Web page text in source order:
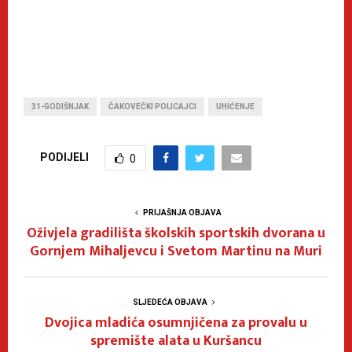
31-GODIŠNJAK ČAKOVEČKI POLICAJCI UHIĆENJE
PODIJELI 0
PRIJAŠNJA OBJAVA
Oživjela gradilišta školskih sportskih dvorana u
Gornjem Mihaljevcu i Svetom Martinu na Muri
SLJEDEĆA OBJAVA
Dvojica mladića osumnjičena za provalu u
spremište alata u Kuršancu